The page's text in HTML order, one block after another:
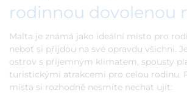
rodinnou dovolenou
Malta je známá jako ideální místo pro
neboť si přijdou na své opravdu všichni.
ostrov s příjemným klimatem, spousty
turistickými atrakcemi pro celou rodinu.
místa si rozhodně nesmíte nechat ujít: